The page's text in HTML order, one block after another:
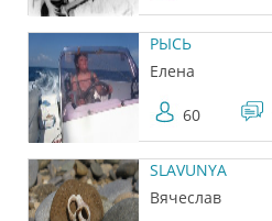
РЫСЬ
Елена
60
SLAVUNYA
Вячеслав